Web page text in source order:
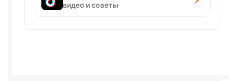
видео и советы